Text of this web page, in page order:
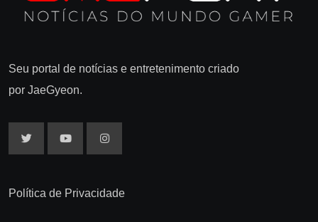
Seu portal de notícias e entretenimento criado
por JaeGyeon.
Política de Privacidade